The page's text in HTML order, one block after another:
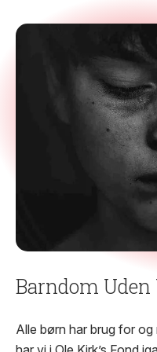
Barndom Uden
Alle børn har brug for